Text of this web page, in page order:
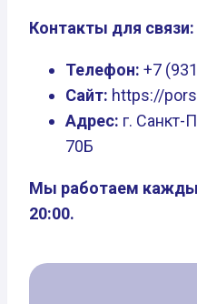
Контакты для связи:
Телефон: +7
Сайт: https://
Адрес: г. Санкт-
70Б
Мы работаем
20:00.